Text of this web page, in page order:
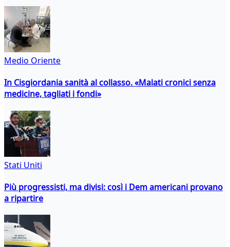
Medio Oriente
In Cisgiordania sanità al collasso. «Malati cronici senza
medicine, tagliati i fondi»
Stati Uniti
Più progressisti, ma divisi: così i Dem americani provano
a ripartire